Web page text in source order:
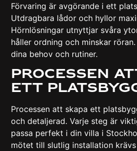
Förvaring är avgörande i ett
Utdragbara lådor och hyllor
Hörnlösningar utnyttjar svåra
håller ordning och minskar
dina behov och rutiner.
Processen
Ett
Processen att skapa ett
och detaljerad. Varje steg är
passa perfekt i din villa i
mötet till slutlig installation